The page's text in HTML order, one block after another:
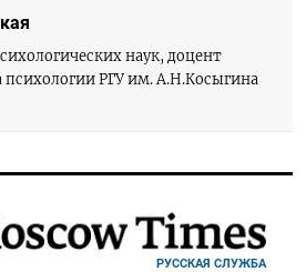
наук, доцент
психологии РГУ им. А.Н.Косыгина
РУССКАЯ СЛУЖБА